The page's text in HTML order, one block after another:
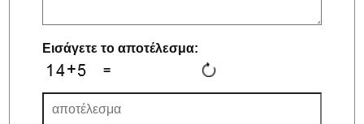
Εισάγετε το αποτέλεσμα:
=